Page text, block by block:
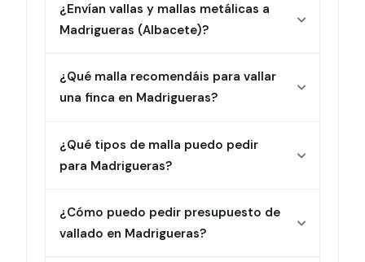
¿Envían vallas y mallas metálicas a
Madrigueras (Albacete)?
¿Qué malla recomendáis para vallar
una finca en Madrigueras?
¿Qué tipos de malla puedo pedir
para Madrigueras?
¿Cómo puedo pedir presupuesto de
vallado en Madrigueras?